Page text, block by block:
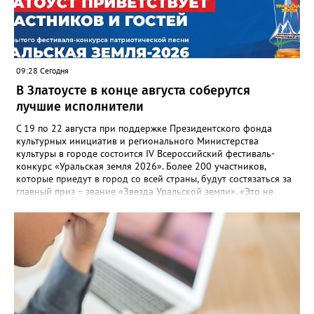
Госжилинспекции, службы должны действовать слаженно. И
оперативно делиться информацией со всеми
заинтересованными – от поставщика тепла до конечных
потребителей.
09:28 Сегодня
В Златоусте в конце августа соберутся
лучшие исполнители
С 19 по 22 августа при поддержке Президентского фонда
культурных инициатив и регионального Министерства
культуры в городе состоится IV Всероссийский фестиваль-
конкурс «Уральская земля 2026». Более 200 участников,
которые приедут в город со всей страны, будут состязаться за
главный приз – звание «Звезда Уральской земли». «Это не
прослушивания участников, мастер-классы от ведущих
наставников, выступления победителей прошлых лет и
приглашённых артистов», - сообщает оргкомитет. Вход на все
фестивальные мероприятия будет свободным. В 2025 году в
фестивале участвовали 26 финалистов из городов
Челябинской, Свердловской, Курганской, Оренбургской
областей, Ханты-Мансийского автономного округа и
Республики Башкортостан. Приглашённой звездой стал